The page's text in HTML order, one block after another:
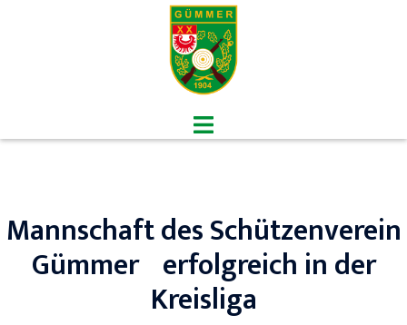
Menü
umschalten
Mannschaft des Schützenverein
Gümmer erfolgreich in der
Kreisliga